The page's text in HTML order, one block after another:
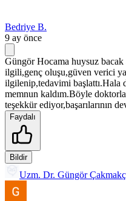
Bedriye B.
9 ay önce
Güngör Hocama huysuz
ilgili,genç oluşu,güven verici
ilgilenip,tedavimi
memnun kaldım.Böyle
teşekkür ediyor,başarılarının
Faydalı
Bildir
Uzm. Dr. Güngör